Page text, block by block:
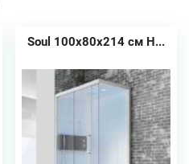
Soul 100х80х214 см H...